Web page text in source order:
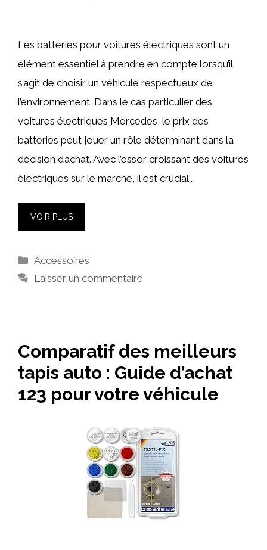
Les batteries pour voitures électriques sont un
élément essentiel à prendre en compte lorsqu’il
s’agit de choisir un véhicule respectueux de
l’environnement. Dans le cas particulier des
voitures électriques Mercedes, le prix des
batteries peut jouer un rôle déterminant dans la
décision d’achat. Avec l’essor croissant des voitures
électriques sur le marché, il est crucial …
VOIR PLUS
Catégories
Accessoires
Laisser un commentaire
Comparatif des meilleurs
tapis auto : Guide d’achat
123 pour votre véhicule